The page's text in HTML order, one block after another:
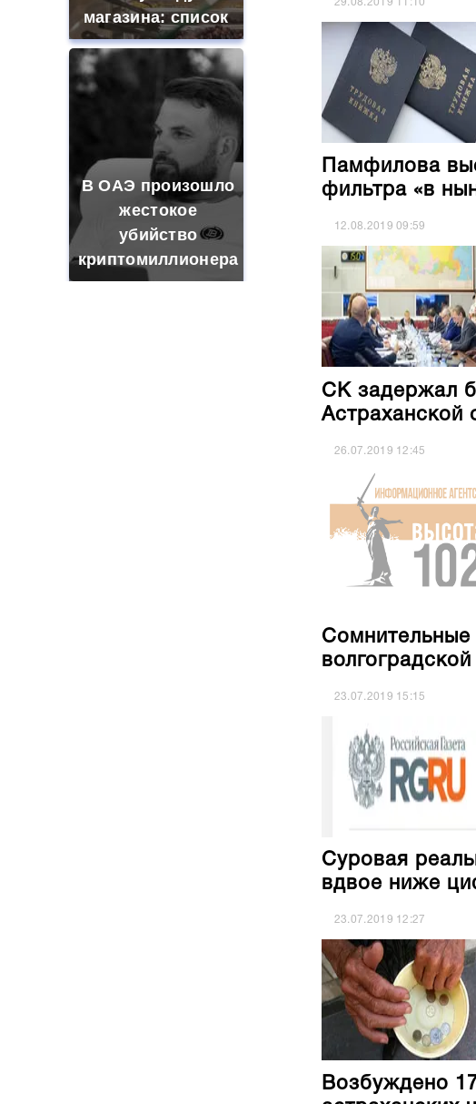
магазина: список
В ОАЭ произошло
жестокое
убийство
криптомиллионера
29.08.2019 11:10
Памфилова
фильтра «в
12.08.201909:59
СК задержал
Астраханской
26.07.2019 12:45
Сомнительные
23.07.2019 15:15
Суровая
вдвое ниже
23.07.2019 12:27
Возбуждено